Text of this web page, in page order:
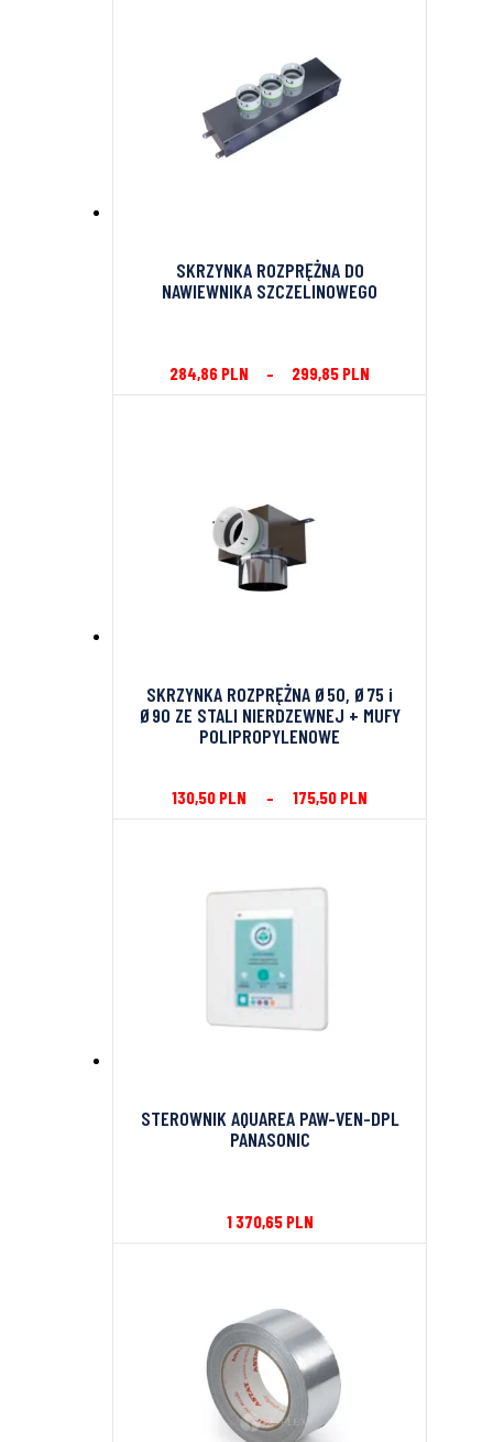
SKRZYNKA ROZPRĘŻNA DO
NAWIEWNIKA SZCZELINOWEGO
284,86 PLN – 299,85 PLN
SKRZYNKA ROZPRĘŻNA Ø50, Ø75 i
Ø90 ZE STALI NIERDZEWNEJ + MUFY
POLIPROPYLENOWE
130,50 PLN – 175,50 PLN
STEROWNIK AQUAREA PAW-VEN-DPL
PANASONIC
1 370,65 PLN